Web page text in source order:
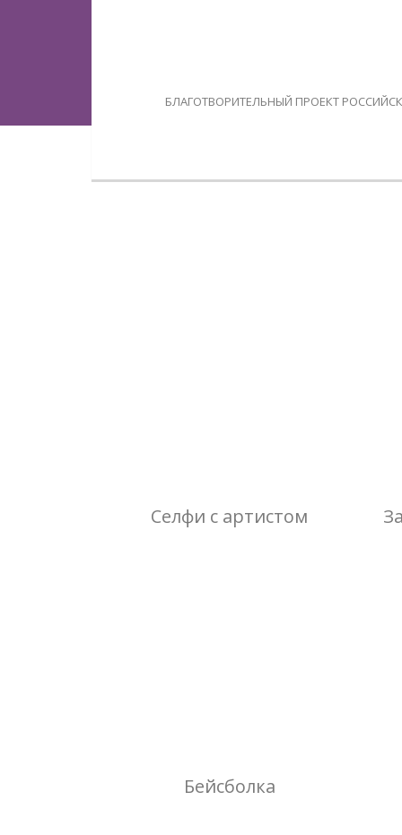
БЛАГОТВОРИТЕЛЬНЫЙ ПРОЕКТ
Селфи с артистом
Бейсболка